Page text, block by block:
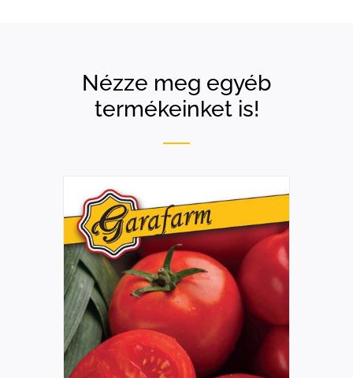
Nézze meg egyéb
termékeinket is!
RÉSZLETEK